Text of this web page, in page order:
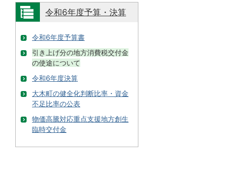
令和6年度予算・決算
令和6年度予算書
引き上げ分の地方消費税交付金
の使途について
令和6年度決算
大木町の健全化判断比率・資金
不足比率の公表
物価高騰対応重点支援地方創生
臨時交付金